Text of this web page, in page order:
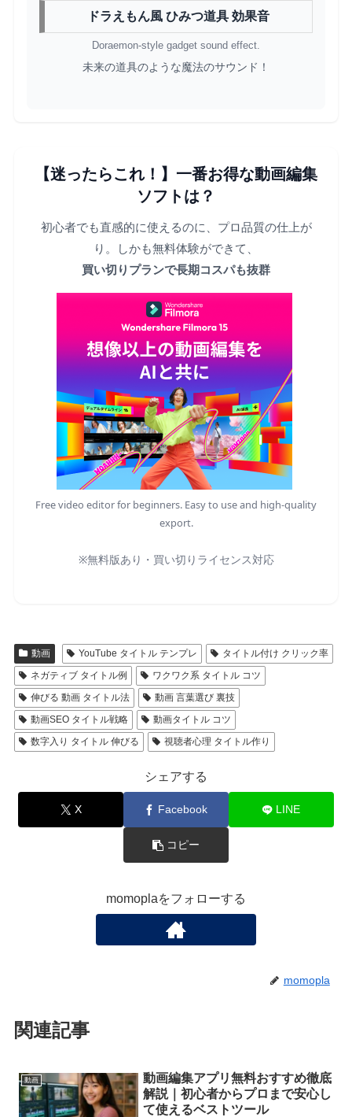
ドラえもん風 ひみつ道具 効果音
Doraemon-style gadget sound effect.
未来の道具のような魔法のサウンド！
【迷ったらこれ！】一番お得な動画編集
ソフトは？
初心者でも直感的に使えるのに、プロ品質の仕上が
り。しかも無料体験ができて、
買い切りプランで長期コスパも抜群
Free video editor for beginners. Easy to use and high-quality
export.
※無料版あり・買い切りライセンス対応
動画 YouTube タイトル テンプレ
タイトル付け クリック率
ネガティブ タイトル例
ワクワク系 タイトル コツ
伸びる 動画 タイトル法
動画 言葉選び 裏技
動画SEO タイトル戦略
動画タイトル コツ
数字入り タイトル 伸びる
視聴者心理 タイトル作り
シェアする
X Facebook LINE
コピー
momoplaをフォローする
momopla
関連記事
動画
動画編集アプリ無料おすすめ徹底
解説｜初心者からプロまで安心し
て使えるベストツール